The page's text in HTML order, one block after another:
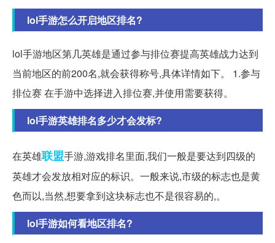
lol手游怎么开启地区排名?
lol手游地区第几英雄是通过参与排位赛提高英雄战力达到
当前地区的前200名,就会获得称号,具体详情如下。 1.参与
排位赛 在手游中选择进入排位赛,并使用需要获得。
lol手游英雄排名多少才会发标?
在英雄联盟手游,游戏排名里面,我们一般是要达到四级的
英雄才会发放相对应的标识。一般来说,市级的标志也是黄
色而以,当然,想要拿到这块标志也不是很容易的,。
lol手游如何看地区排名?